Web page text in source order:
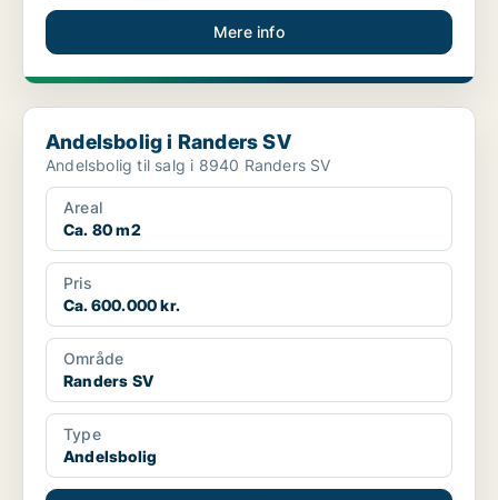
Mere info
Andelsbolig i Randers SV
Andelsbolig i Randers SV
Andelsbolig til salg i 8940 Randers SV
Areal
Ca. 80 m2
Pris
Ca. 600.000 kr.
Område
Randers SV
Type
Andelsbolig